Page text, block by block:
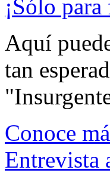
¡Sólo para
Aquí
tan
Conoce
Entrevista